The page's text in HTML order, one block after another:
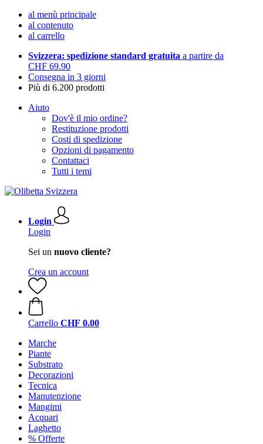
al menù principale
al contenuto
al carrello
Svizzera: spedizione standard gratuita a partire da
CHF 69.90
Consegna in 3 giorni
Più di 6.200 prodotti
Aiuto
Dov'è il mio ordine?
Restituzione prodotti
Costi di spedizione
Opzioni di pagamento
Contattaci
Tutti i temi
Login
Login
Sei un nuovo cliente?
Crea un account
Carrello CHF 0.00
Marche
Piante
Substrato
Decorazioni
Tecnica
Manutenzione
Mangimi
Acquari
Laghetto
% Offerte